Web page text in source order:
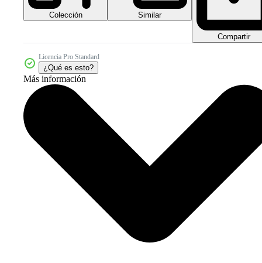
Colección Similar
Compartir
Licencia Pro Standard
¿Qué es esto?
Más información